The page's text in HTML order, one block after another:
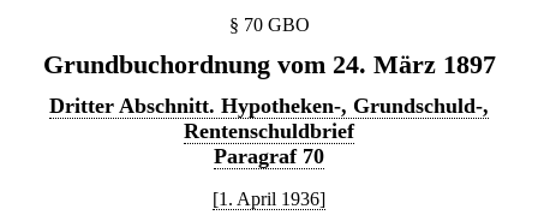
§ 70 GBO
Grundbuchordnung vom 24. März 1897
Dritter Abschnitt. Hypotheken-, Grundschuld-,
Rentenschuldbrief
Paragraf 70
[1. April 1936]